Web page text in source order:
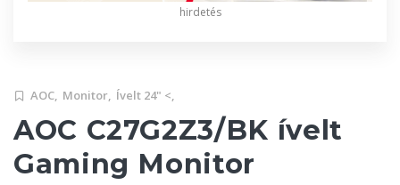
hirdetés
AOC, Monitor, Ívelt 24" <,
AOC C27G2Z3/BK ívelt
Gaming Monitor